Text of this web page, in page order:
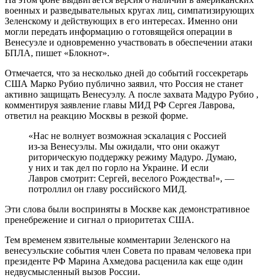
военных и разведывательных кругах лиц, симпатизирующих
Зеленскому и действующих в его интересах. Именно они
могли передать информацию о готовящейся операции в
Венесуэле и одновременно участвовать в обеспечении атаки
БПЛА, пишет «Блокнот».
Отмечается, что за несколько дней до событий госсекретарь
США Марко Рубио публично заявил, что Россия не станет
активно защищать Венесуэлу. А после захвата Мадуро Рубио ,
комментируя заявление главы МИД РФ Сергея Лаврова,
ответил на реакцию Москвы в резкой форме.
«Нас не волнует возможная эскалация с Россией
из-за Венесуэлы. Мы ожидали, что они окажут
риторическую поддержку режиму Мадуро. Думаю,
у них и так дел по горло на Украине. И если
Лавров смотрит: Сергей, веселого Рождества!», —
потроллил он главу российского МИД.
Эти слова были восприняты в Москве как демонстративное
пренебрежение и сигнал о приоритетах США.
Тем временем язвительные комментарии Зеленского на
венесуэльские события член Совета по правам человека при
президенте РФ Марина Ахмедова расценила как еще один
недвусмысленный вызов России.